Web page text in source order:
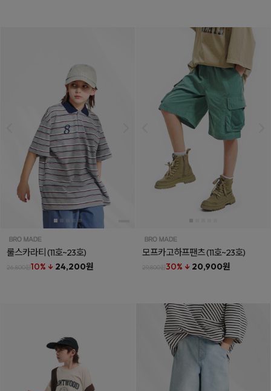
룰스카라티(11호~23호)
26,800원10% ↓ 24,200원
모프카고하프팬츠(11호~23호)
29,800원30% ↓ 20,900원